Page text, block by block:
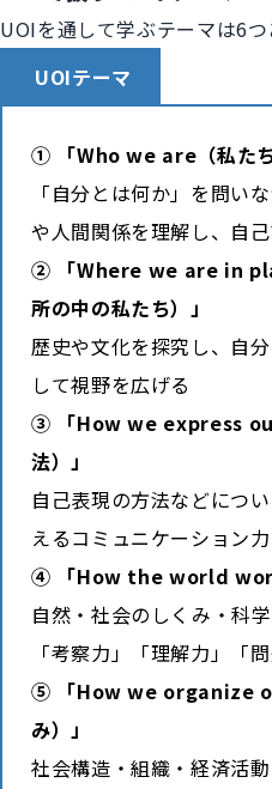
UOIを通して学ぶテーマは6つ
UOIテーマ
① 「Who we are（私たち
「自分とは何か」を問い
や人間関係を理解し、自
② 「Where we are in
所の中の私たち）」
歴史や文化を探究し、自
して視野を広げる
③ 「How we express
法）」
自己表現の方法などにつ
えるコミュニケーション
④ 「How the world
自然・社会のしくみ・科
「考察力」「理解力」「
⑤ 「How we organize
み）」
社会構造・組織・経済活